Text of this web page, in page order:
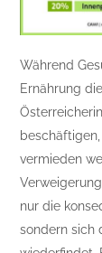
Während
Ernährung
vermieden
nur die
sondern sich